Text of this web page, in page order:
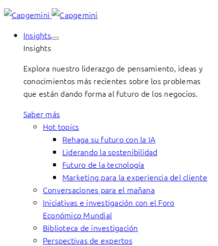
Insights
Insights
Explora nuestro liderazgo de pensamiento, ideas y
conocimientos más recientes sobre los problemas
que están dando forma al futuro de los negocios.
Saber más
Hot topics
Rehaga su futuro con la IA
Liderando la sostenibilidad
Futuro de la tecnología
Marketing para la experiencia del cliente
Conversaciones para el mañana
Iniciativas e investigación con el Foro
Económico Mundial
Biblioteca de investigación
Perspectivas de expertos